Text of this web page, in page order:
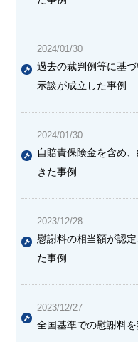
2024/01/30
過去の裁判例等に基
示談が成立した事例
2024/01/30
自賠責保険金を含め
きた事例
2023/12/28
慰謝料の相当額が認
た事例
2023/12/27
全国基準での慰謝料